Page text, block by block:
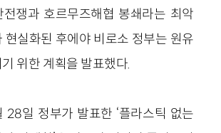
전쟁과 호르무즈해협 봉쇄라는 최악
현실화된 후에야 비로소 정부는 원유
위한 계획을 발표했다.
28일 정부가 발표한 ‘플라스틱 없는